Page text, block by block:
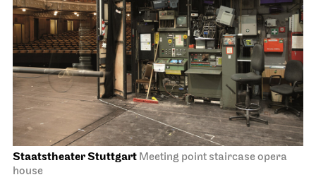
Staatstheater Stuttgart Meeting point staircase opera
house